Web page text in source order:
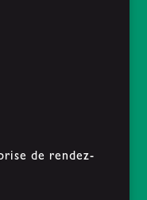
de rendez-